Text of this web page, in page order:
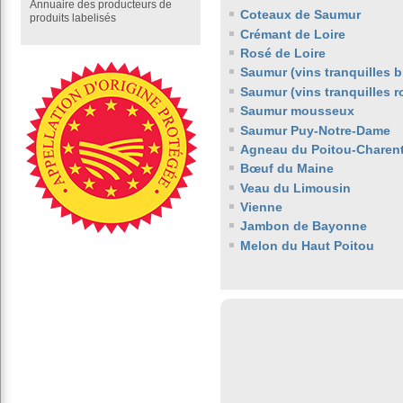
Annuaire des producteurs de
produits labelisés
Coteaux de Saumur
Crémant de Loire
Rosé de Loire
Saumur (vins tranquilles
Saumur (vins tranquilles
Saumur mousseux
Saumur Puy-Notre-Dame
Agneau du Poitou-
Bœuf du Maine
Veau du Limousin
Vienne
Jambon de Bayonne
Melon du Haut Poitou